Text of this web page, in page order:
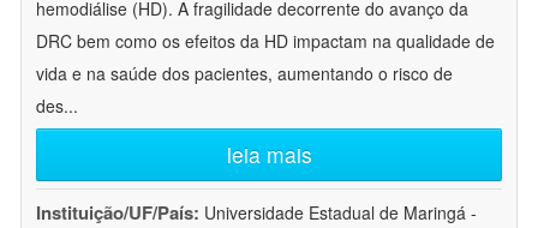
hemodiálise (HD). A fragilidade decorrente do avanço da
DRC bem como os efeitos da HD impactam na qualidade de
vida e na saúde dos pacientes, aumentando o risco de
des...
leia mais
Instituição/UF/País: Universidade Estadual de Maringá -